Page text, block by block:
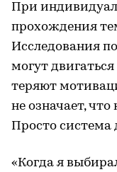
При
прохождения
Исследования
могут
теряют
не означает,
Просто система
«Когда я